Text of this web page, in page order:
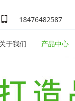
18476482587
关于我们 产品中心